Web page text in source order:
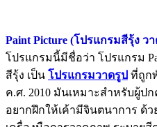
Paint Picture (โปรแกรมสีรุ้ง ว
โปรแกรมนี้มีชื่อว่า โปรแกรม
สีรุ้ง เป็น โปรแกรมวาดรูป ที่ถูก
ค.ศ. 2010 มันเหมาะสำหรับผู้ป
อยากฝึกให้เค้ามีจินตนาการ ด้